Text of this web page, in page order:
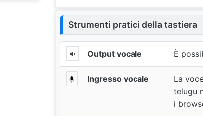
Strumenti pratici della tastiera
Output vocale È
Ingresso vocale
La
telugu
i